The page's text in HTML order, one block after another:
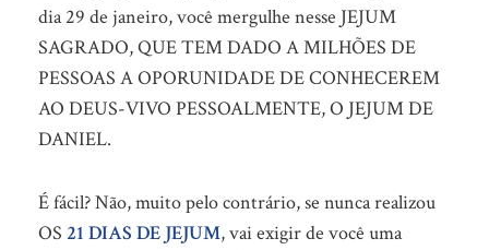
dia 29 de janeiro, você mergulhe nesse JEJUM
SAGRADO, QUE TEM DADO A MILHÕES DE
PESSOAS A OPORUNIDADE DE CONHECEREM
AO DEUS-VIVO PESSOALMENTE, O JEJUM DE
DANIEL.
É fácil? Não, muito pelo contrário, se nunca realizou
OS 21 DIAS DE JEJUM, vai exigir de você uma